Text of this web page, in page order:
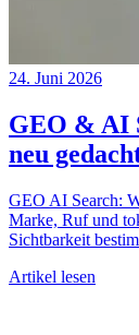
24. Juni 2026
GEO & AI
neu
GEO AI Search:
Marke, Ruf und
Sichtbarkeit
Artikel lesen